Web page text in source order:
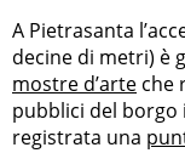
A Pietrasanta
decine di metri) è
mostre d’arte che
pubblici del borgo
registrata una